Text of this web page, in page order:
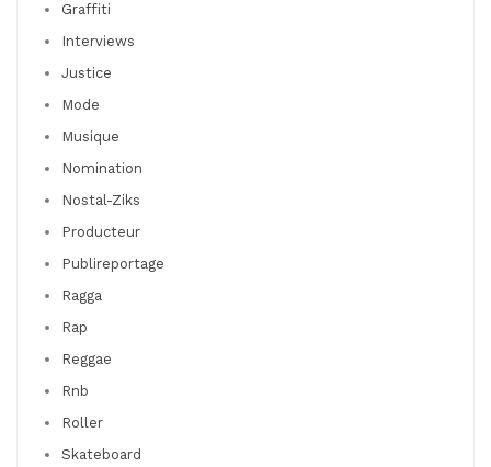
Graffiti
Interviews
Justice
Mode
Musique
Nomination
Nostal-Ziks
Producteur
Publireportage
Ragga
Rap
Reggae
Rnb
Roller
Skateboard